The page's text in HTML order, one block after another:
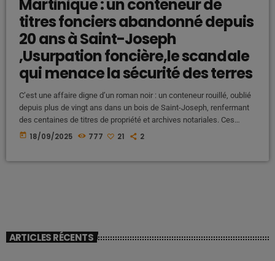
Martinique : un conteneur de
titres fonciers abandonné depuis
20 ans à Saint-Joseph
,Usurpation foncière,le scandale
qui menace la sécurité des terres
C’est une affaire digne d’un roman noir : un conteneur rouillé, oublié
depuis plus de vingt ans dans un bois de Saint-Joseph, renfermant
des centaines de titres de propriété et archives notariales. Ces
documents sensibles, provenant de l’ancienne étude TEANOR
today 18/09/2025 777 21 2
ARTICLES RÉCENTS